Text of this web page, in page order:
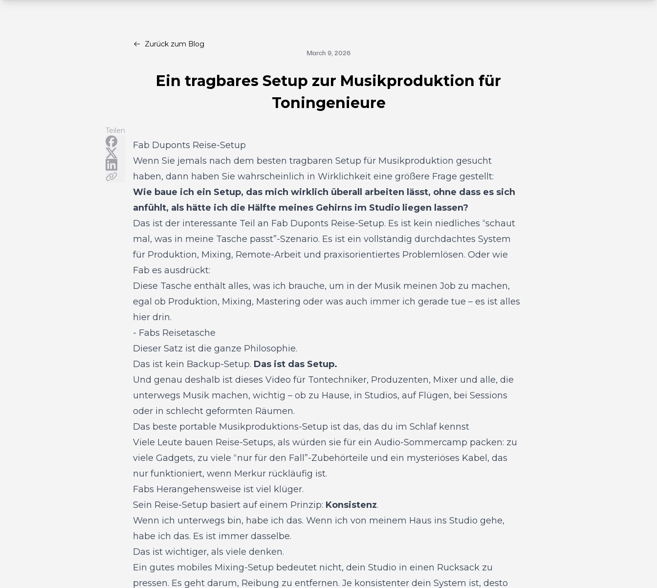
Zurück zum Blog
March 9, 2026
Ein tragbares Setup zur Musikproduktion für
Toningenieure
Teilen
Fab Duponts Reise-Setup
Wenn Sie jemals nach dem besten tragbaren Setup für Musikproduktion gesucht
haben, dann haben Sie wahrscheinlich in Wirklichkeit eine größere Frage gestellt:
Wie baue ich ein Setup, das mich wirklich überall arbeiten lässt, ohne dass es sich
anfühlt, als hätte ich die Hälfte meines Gehirns im Studio liegen lassen?
Das ist der interessante Teil an Fab Duponts Reise-Setup. Es ist kein niedliches “schaut
mal, was in meine Tasche passt”-Szenario. Es ist ein vollständig durchdachtes System
für Produktion, Mixing, Remote-Arbeit und praxisorientiertes Problemlösen. Oder wie
Fab es ausdrückt:
Diese Tasche enthält alles, was ich brauche, um in der Musik meinen Job zu machen,
egal ob Produktion, Mixing, Mastering oder was auch immer ich gerade tue – es ist alles
hier drin.
- Fabs Reisetasche
Dieser Satz ist die ganze Philosophie.
Das ist kein Backup-Setup. Das ist das Setup.
Und genau deshalb ist dieses Video für Tontechniker, Produzenten, Mixer und alle, die
unterwegs Musik machen, wichtig – ob zu Hause, in Studios, auf Flügen, bei Sessions
oder in schlecht geformten Räumen.
Das beste portable Musikproduktions-Setup ist das, das du im Schlaf kennst
Viele Leute bauen Reise-Setups, als würden sie für ein Audio-Sommercamp packen: zu
viele Gadgets, zu viele “nur für den Fall”-Zubehörteile und ein mysteriöses Kabel, das
nur funktioniert, wenn Merkur rückläufig ist.
Fabs Herangehensweise ist viel klüger.
Sein Reise-Setup basiert auf einem Prinzip: Konsistenz.
Wenn ich unterwegs bin, habe ich das. Wenn ich von meinem Haus ins Studio gehe,
habe ich das. Es ist immer dasselbe.
Das ist wichtiger, als viele denken.
Ein gutes mobiles Mixing-Setup bedeutet nicht, dein Studio in einen Rucksack zu
pressen. Es geht darum, Reibung zu entfernen. Je konsistenter dein System ist, desto